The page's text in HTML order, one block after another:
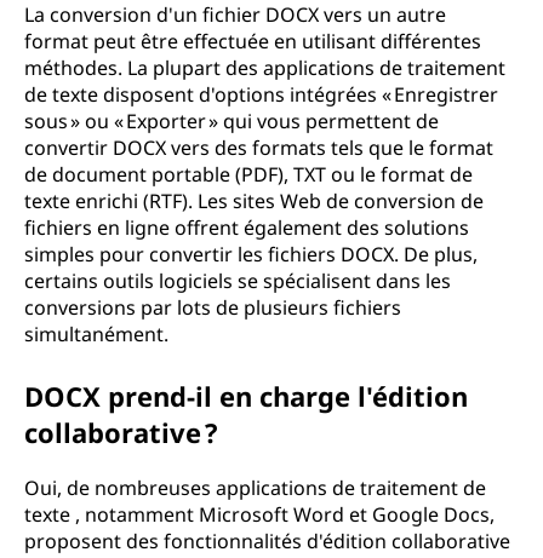
La conversion d'un fichier DOCX vers un autre
format peut être effectuée en utilisant différentes
méthodes. La plupart des applications de traitement
de texte disposent d'options intégrées « Enregistrer
sous » ou « Exporter » qui vous permettent de
convertir DOCX vers des formats tels que le format
de document portable (PDF), TXT ou le format de
texte enrichi (RTF). Les sites Web de conversion de
fichiers en ligne offrent également des solutions
simples pour convertir les fichiers DOCX. De plus,
certains outils logiciels se spécialisent dans les
conversions par lots de plusieurs fichiers
simultanément.
DOCX prend-il en charge l'édition
collaborative ?
Oui, de nombreuses applications de traitement de
texte , notamment Microsoft Word et Google Docs,
proposent des fonctionnalités d'édition collaborative